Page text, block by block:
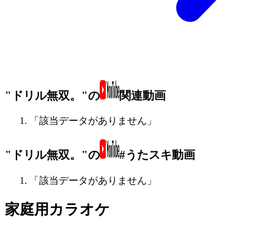
"ドリル無双。"の 関連動画
「該当データがありません」
"ドリル無双。"の #うたスキ動画
「該当データがありません」
家庭用カラオケ